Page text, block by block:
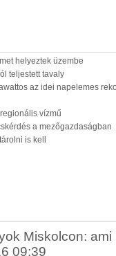
helyeztek üzembe
teljestett tavaly
az idei napelemes
vízmű
a mezőgazdaságban
is kell
Miskolcon:
09:39